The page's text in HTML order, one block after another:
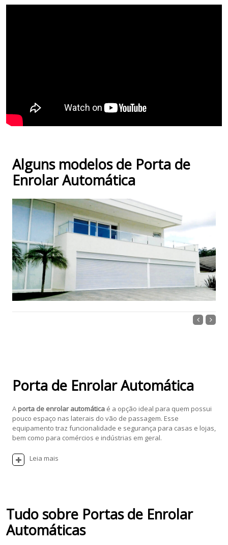
Alguns modelos de Porta de
Enrolar Automática
Porta de Enrolar Automática
A porta de enrolar automáticaé a opção ideal para quem possui
pouco espaço nas laterais do vão de passagem. Esse
equipamento traz funcionalidade e segurança para casas e lojas,
bem como para comércios e indústrias em geral.
Leia mais
Tudo sobre Portas de Enrolar
Automáticas